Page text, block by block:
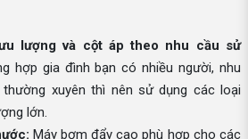
lượng và cột áp theo nhu cầu sử
hợp gia đình bạn có nhiều người, nhu
xuyên thì nên sử dụng các loại
lớn.
Máy bơm đẩy cao phù hợp cho các